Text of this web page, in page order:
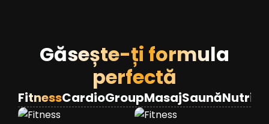
Găsește-ți formula
perfectă
FitnessCardioGroupMasajSaunăNutriție